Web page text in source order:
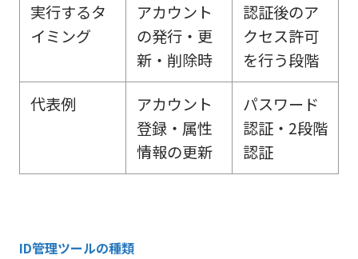
実行するタ
イミング
アカウント
の発行・更
新・削除時
認証後のア
クセス許可
を行う段階
代表例
アカウント
登録・属性
情報の更新
パスワード
認証・2段階
認証
ID管理ツールの種類